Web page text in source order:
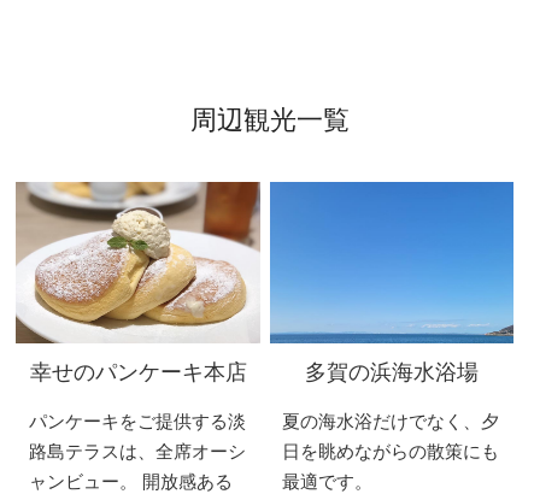
周辺観光一覧
幸せのパンケーキ本店
パンケーキをご提供する淡
路島テラスは、全席オーシ
ャンビュー。 開放感ある
多賀の浜海水浴場
夏の海水浴だけでなく、夕
日を眺めながらの散策にも
最適です。